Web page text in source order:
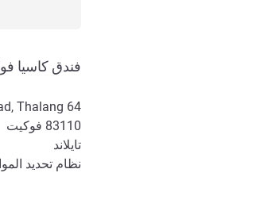
فندق كاسيا
64 Moo 4 Srisoonthorn Road, Thalang
83110 فوكيت
تايلاند
نظام تحديد